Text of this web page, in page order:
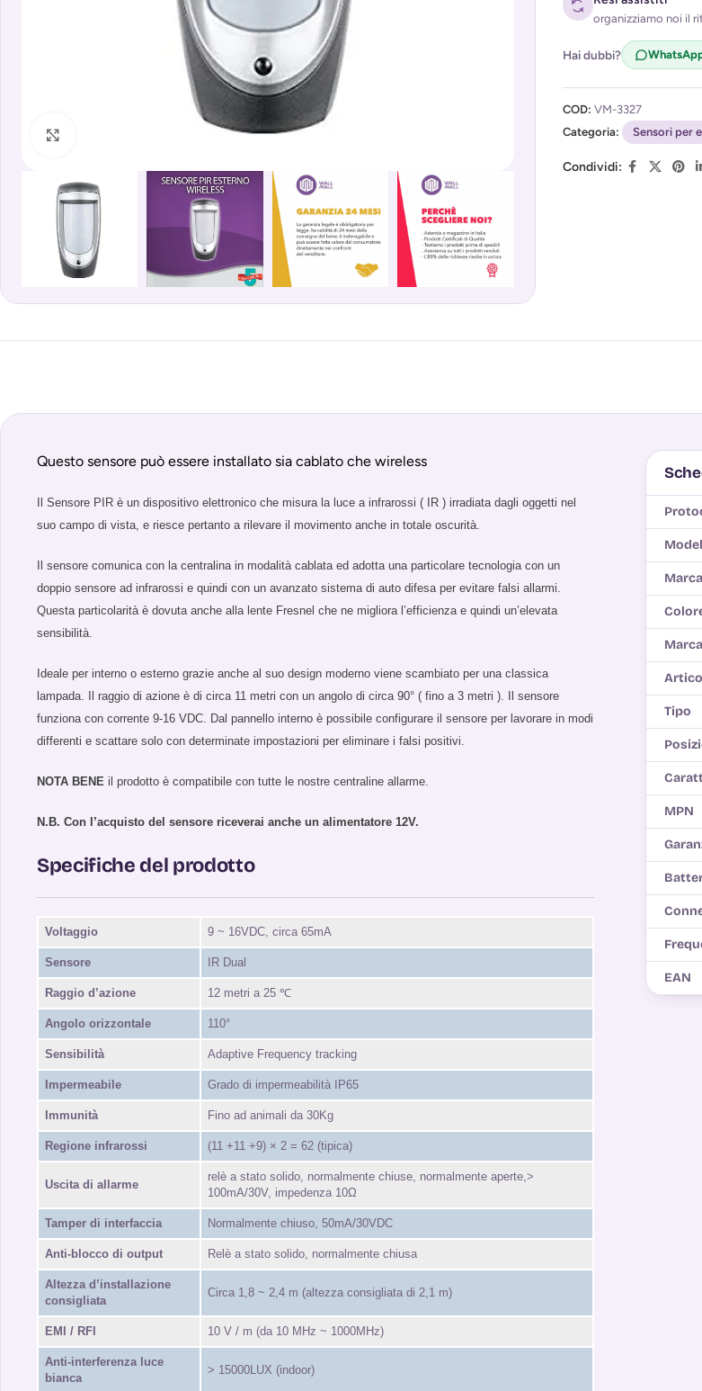
Acconsento al
(Privacy Policy
organizziamo noi il
Hai dubbi?
COD: VM-3327
Categoria:
Sensori per
Condividi:
Questo sensore può essere installato sia cablato che wireless
Il Sensore PIR è un dispositivo elettronico che misura la luce a infrarossi ( IR ) irradiata dagli oggetti nel
suo campo di vista, e riesce pertanto a rilevare il movimento anche in totale oscurità.
Il sensore comunica con la centralina in modalità cablata ed adotta una particolare tecnologia con un
doppio sensore ad infrarossi e quindi con un avanzato sistema di auto difesa per evitare falsi allarmi.
Questa particolarità è dovuta anche alla lente Fresnel che ne migliora l’efficienza e quindi un’elevata
sensibilità.
Ideale per interno o esterno grazie anche al suo design moderno viene scambiato per una classica
lampada. Il raggio di azione è di circa 11 metri con un angolo di circa 90° ( fino a 3 metri ). Il sensore
funziona con corrente 9-16 VDC. Dal pannello interno è possibile configurare il sensore per lavorare in modi
differenti e scattare solo con determinate impostazioni per eliminare i falsi positivi.
NOTA BENE il prodotto è compatibile con tutte le nostre centraline allarme.
N.B. Con l’acquisto del sensore riceverai anche un alimentatore 12V.
Specifiche del prodotto
Voltaggio 9 ~ 16VDC, circa 65mA
Sensore IR Dual
Raggio d’azione 12 metri a 25 ℃
Angolo orizzontale 110°
Sensibilità Adaptive Frequency tracking
Impermeabile Grado di impermeabilità IP65
Immunità Fino ad animali da 30Kg
Regione infrarossi (11 +11 +9) × 2 = 62 (tipica)
Uscita di allarme
relè a stato solido, normalmente chiuse, normalmente aperte,>
100mA/30V, impedenza 10Ω
Tamper di interfaccia Normalmente chiuso, 50mA/30VDC
Anti-blocco di output Relè a stato solido, normalmente chiusa
Altezza d’installazione
consigliata
Circa 1,8 ~ 2,4 m (altezza consigliata di 2,1 m)
EMI / RFI 10 V / m (da 10 MHz ~ 1000MHz)
Anti-interferenza luce
bianca
> 15000LUX (indoor)
Marca
Tipo
MPN
EAN